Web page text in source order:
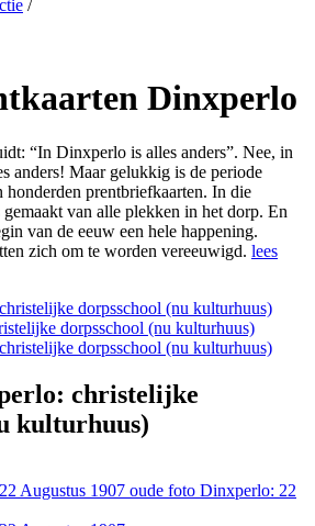
/
Dinxperlo
“In Dinxperlo is alles anders”. Nee, in
anders! Maar gelukkig is de periode
honderden prentbriefkaarten. In die
gemaakt van alle plekken in het dorp. En
van de eeuw een hele happening.
zich om te worden vereeuwigd. lees
dorpsschool (nu kulturhuus)
christelijke
kulturhuus)
oude foto Dinxperlo: 22